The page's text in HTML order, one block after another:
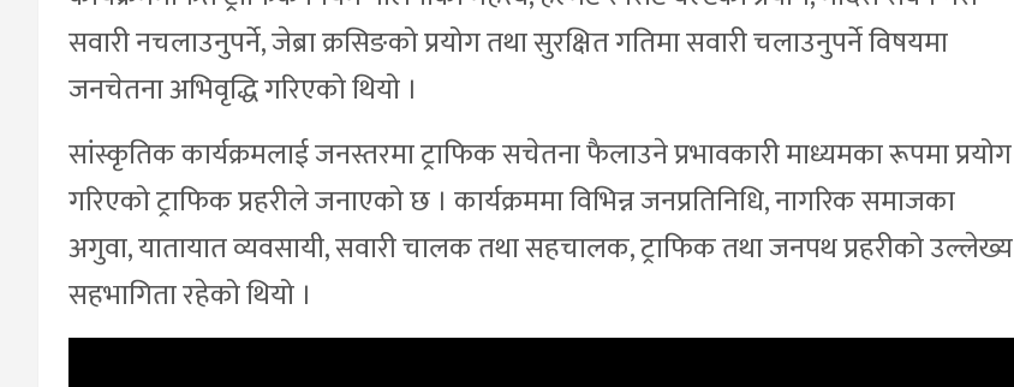
सवारी नचलाउनुपर्ने, जेब्रा क्रसिङको प्रयोग तथा सुरक्षित गतिमा सवारी चलाउनुपर्ने विषयमा
जनचेतना अभिवृद्धि गरिएको थियो ।
सांस्कृतिक कार्यक्रमलाई जनस्तरमा ट्राफिक सचेतना फैलाउने प्रभावकारी माध्यमका रूपमा प्रयोग
गरिएको ट्राफिक प्रहरीले जनाएको छ । कार्यक्रममा विभिन्न जनप्रतिनिधि, नागरिक समाजका
अगुवा, यातायात व्यवसायी, सवारी चालक तथा सहचालक, ट्राफिक तथा जनपथ प्रहरीको उल्लेख्य
सहभागिता रहेको थियो ।